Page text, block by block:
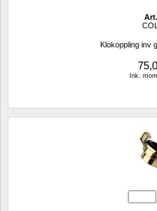
Klokoppling inv
Ink.